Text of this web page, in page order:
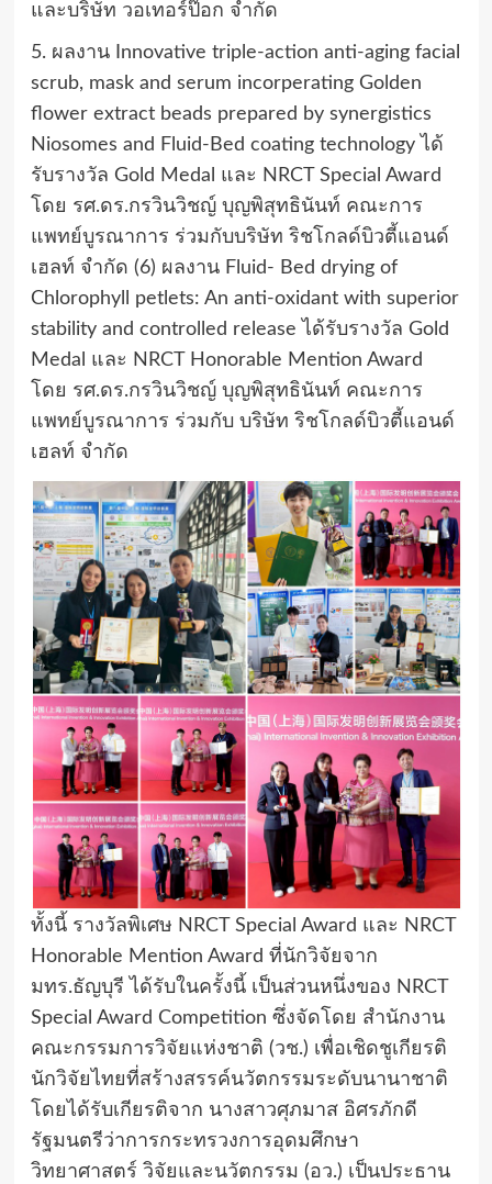
และบริษัท วอเทอร์ป๊อก จำกัด
5. ผลงาน Innovative triple-action anti-aging facial
scrub, mask and serum incorperating Golden
flower extract beads prepared by synergistics
Niosomes and Fluid-Bed coating technology ได้
รับรางวัล Gold Medal และ NRCT Special Award
โดย รศ.ดร.กรวินวิชญ์ บุญพิสุทธินันท์ คณะการ
แพทย์บูรณาการ ร่วมกับบริษัท ริชโกลด์บิวตี้แอนด์
เฮลท์ จำกัด (6) ผลงาน Fluid- Bed drying of
Chlorophyll petlets: An anti-oxidant with superior
stability and controlled release ได้รับรางวัล Gold
Medal และ NRCT Honorable Mention Award
โดย รศ.ดร.กรวินวิชญ์ บุญพิสุทธินันท์ คณะการ
แพทย์บูรณาการ ร่วมกับ บริษัท ริชโกลด์บิวตี้แอนด์
เฮลท์ จำกัด
​ทั้งนี้ รางวัลพิเศษ NRCT Special Award และ NRCT
Honorable Mention Award ที่นักวิจัยจาก
มทร.ธัญบุรี ได้รับในครั้งนี้ เป็นส่วนหนึ่งของ NRCT
Special Award Competition ซึ่งจัดโดย สำนักงาน
คณะกรรมการวิจัยแห่งชาติ (วช.) เพื่อเชิดชูเกียรติ
นักวิจัยไทยที่สร้างสรรค์นวัตกรรมระดับนานาชาติ
โดยได้รับเกียรติจาก นางสาวศุภมาส อิศรภักดี
รัฐมนตรีว่าการกระทรวงการอุดมศึกษา
วิทยาศาสตร์ วิจัยและนวัตกรรม (อว.) เป็นประธาน